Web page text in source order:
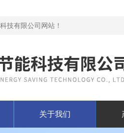
技有限公司网站！
关于我们